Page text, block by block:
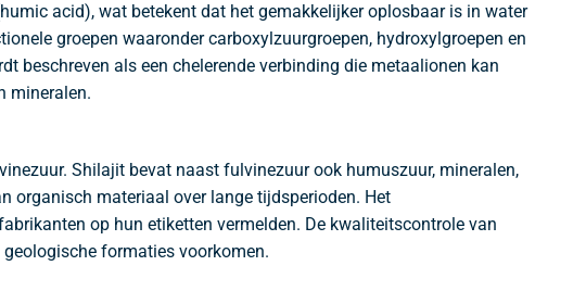
acid), wat betekent dat het gemakkelijker oplosbaar is in water
groepen waaronder carboxylzuurgroepen, hydroxylgroepen en
beschreven als een chelerende verbinding die metaalionen kan
mineralen.
Shilajit bevat naast fulvinezuur ook humuszuur, mineralen,
organisch materiaal over lange tijdsperioden. Het
op hun etiketten vermelden. De kwaliteitscontrole van
formaties voorkomen.